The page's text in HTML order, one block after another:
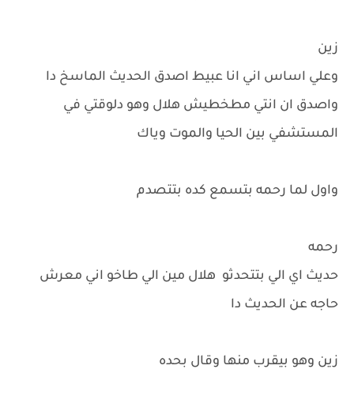
زين
وعلي اساس اني انا عبيط اصدق الحديث الماسخ دا
واصدق ان انتي مطخطيش هلال وهو دلوقتي في
المستشفي بين الحيا والموت وياك
واول لما رحمه بتسمع كده بتتصدم
رحمه
حديث اي الي بتتحدثو هلال مين الي طاخو اني معرش
حاجه عن الحديث دا
زين وهو بيقرب منها وقال بحده